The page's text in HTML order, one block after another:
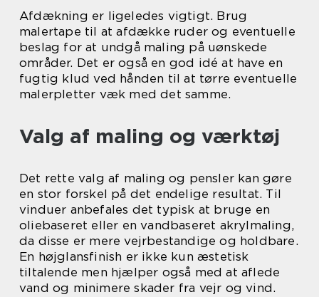
Afdækning er ligeledes vigtigt. Brug
malertape til at afdække ruder og eventuelle
beslag for at undgå maling på uønskede
områder. Det er også en god idé at have en
fugtig klud ved hånden til at tørre eventuelle
malerpletter væk med det samme.
Valg af maling og værktøj
Det rette valg af maling og pensler kan gøre
en stor forskel på det endelige resultat. Til
vinduer anbefales det typisk at bruge en
oliebaseret eller en vandbaseret akrylmaling,
da disse er mere vejrbestandige og holdbare.
En højglansfinish er ikke kun æstetisk
tiltalende men hjælper også med at aflede
vand og minimere skader fra vejr og vind.